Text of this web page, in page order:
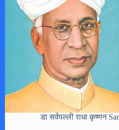
डा सर्वपल्ली राधा कृष्णन